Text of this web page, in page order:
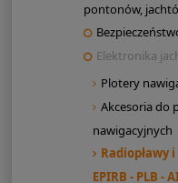
pontonów,
Elektronika
Plotery
Akcesoria do
nawigacyjnych
Radiopławy
EPIRB - PLB -